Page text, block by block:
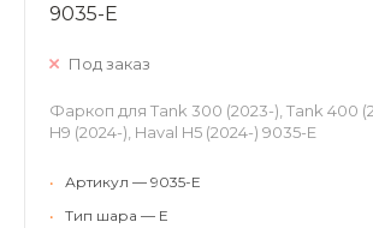
9035-E
Под заказ
Фаркоп для Tank 300 (2023-), Tank 400
H9 (2024-), Haval H5 (2024-) 9035-E
•
Артикул — 9035-E
•
Тип шара — E